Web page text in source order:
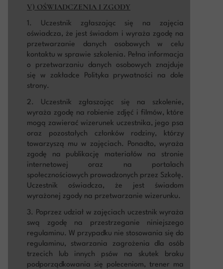
V) OŚWIADCZENIA I ZGODY
1. Uczestnik zgłaszając się na zajęcia
oświadcza, że jest świadom i wyraża zgodę na
przetwarzanie danych osobowych w celu
kontaktu w sprawie szkolenia. Pełna informacja
o przetwarzaniu danych osobowych znajduje
się w zakładce Polityka prywatności na dole
strony.
2. Uczestnik zgłaszając się na szkolenie,
wyraża zgodę na robienie zdjęć i filmów, które
mogą zawierać wizerunek uczestnika, jego psa
oraz pozostałych członków rodziny, którzy
towarzyszą mu w zajęciach. Ponadto, wyraża
zgodę na publikację materiałów na stronie
internetowej oraz na portalach
społecznościowych prowadzonych przez Szkołę.
Uczestnik oświadcza, że jest świadom
wyrażonej zgody na przetwarzanie wizerunku.
3. Poprzez udział w zajęciach uczestnik wyraża
swą zgodę na przestrzeganie niniejszego
regulaminu. W przypadku nie stosowania się do
regulaminu, stwarzania zagrożenia dla osób
trzecich lub innych psów na skutek braku
podporządkowania się poleceniom, trener ma